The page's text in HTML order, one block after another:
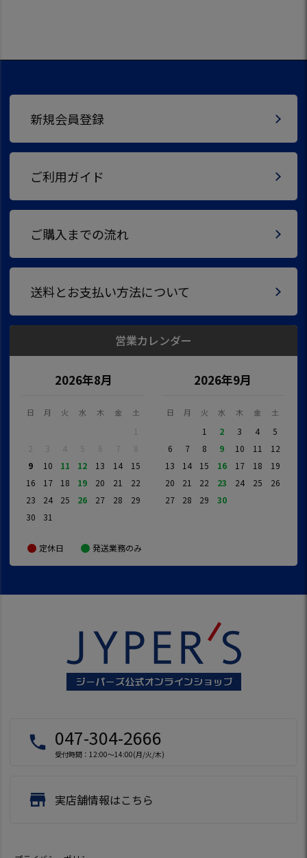
新規会員登録
ご利用ガイド
ご購入までの流れ
送料とお支払い方法について
営業カレンダー
2026年8月
日 月 火 水 木 金 土
1
2
3 4 5 6 7
8
9
10 11 12 13 14
15
16
17 18 19 20 21
22
23
24 25 26 27 28
29
30
31
2026年9月
日 月 火 水 木 金 土
1 2 3 4
5
6
7 8 9 10 11
12
13
14 15 16 17 18
19
20
21 22 23 24 25
26
27
28 29 30
定休日 発送業務のみ
local_phone 047-304-2666
受付時間：12:00～14:00(月/火/木)
store 実店舗情報はこちら